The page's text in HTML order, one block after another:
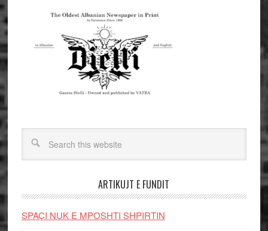
ARTIKUJT E FUNDIT
SPAÇI NUK E MPOSHTI SHPIRTIN